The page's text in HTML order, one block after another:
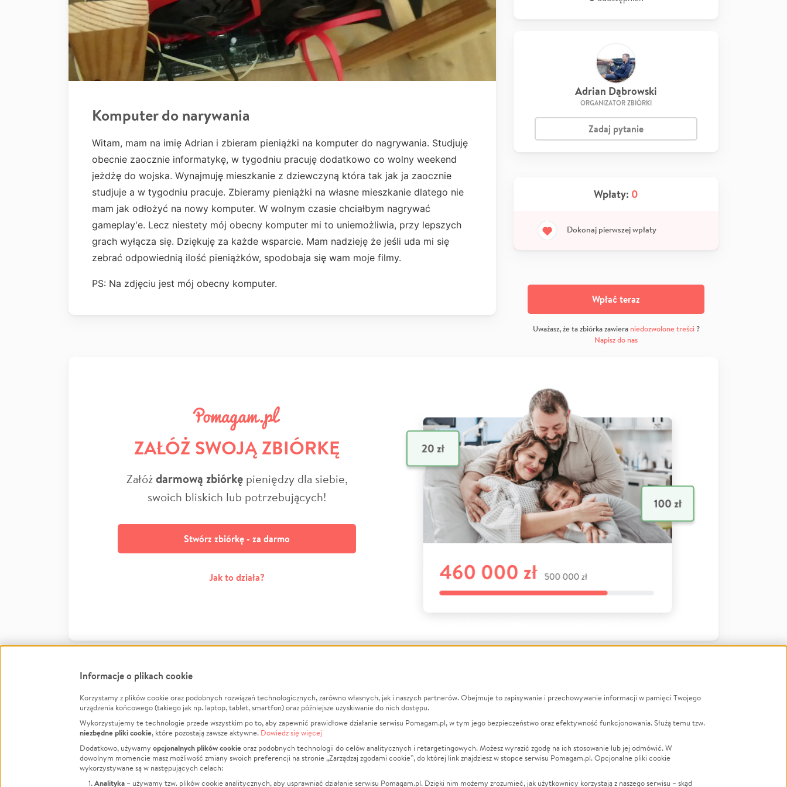
Komputer do narywania
Witam, mam na imię Adrian i zbieram pieniążki na komputer do nagrywania. Studjuję
obecnie zaocznie informatykę, w tygodniu pracuję dodatkowo co wolny weekend
jeżdżę do wojska. Wynajmuję mieszkanie z dziewczyną która tak jak ja zaocznie
studjuje a w tygodniu pracuje. Zbieramy pieniążki na własne mieszkanie dlatego nie
mam jak odłożyć na nowy komputer. W wolnym czasie chciałbym nagrywać
gameplay'e. Lecz niestety mój obecny komputer mi to uniemożliwia, przy lepszych
grach wyłącza się. Dziękuję za każde wsparcie. Mam nadzieję że jeśli uda mi się
zebrać odpowiednią ilość pieniążków, spodobaja się wam moje filmy.
PS: Na zdjęciu jest mój obecny komputer.
Adrian Dąbrowski
ORGANIZATOR ZBIÓRKI
Zadaj pytanie
Wpłaty: 0
Dokonaj pierwszej wpłaty
Wpłać teraz
Uważasz, że ta zbiórka zawiera niedozwolone treści?
Napisz do nas
ZAŁÓŻ SWOJĄ ZBIÓRKĘ
Załóżdarmową zbiórkępieniędzy dla siebie,
swoich bliskich lub potrzebujących!
Stwórz zbiórkę - za darmo
Jak to działa?
FacebookTwitter Instagram
LinkedInTikTok Youtube
Informacje
Jak to działa?
Regulamin
Polityka Prywatności
O nas
Opinie
Raporty
Za darmo
Zbieraj na
Leczenie
Zwierzęta
Pożar
LGBTQ+
Powódź
Wichura
Informacje o plikach cookie
Korzystamy z plików cookie oraz podobnych rozwiązań technologicznych, zarówno własnych, jak i naszych partnerów. Obejmuje to zapisywanie i przechowywanie informacji w pamięci Twojego
urządzenia końcowego (takiego jak np. laptop, tablet, smartfon) oraz późniejsze uzyskiwanie do nich dostępu.
Wykorzystujemy te technologie przede wszystkim po to, aby zapewnić prawidłowe działanie serwisu Pomagam.pl, w tym jego bezpieczeństwo oraz efektywność funkcjonowania. Służą temu tzw.
niezbędne pliki cookie, które pozostają zawsze aktywne. Dowiedz się więcej
Dodatkowo, używamy opcjonalnych plików cookieoraz podobnych technologii do celów analitycznych i retargetingowych. Możesz wyrazić zgodę na ich stosowanie lub jej odmówić. W
dowolnym momencie masz możliwość zmiany swoich preferencji na stronie „Zarządzaj zgodami cookie”, do której link znajdziesz w stopce serwisu Pomagam.pl. Opcjonalne pliki cookie
wykorzystywane są w następujących celach:
Analityka – używamy tzw. plików cookie analitycznych, aby usprawniać działanie serwisu Pomagam.pl. Dzięki nim możemy zrozumieć, jak użytkownicy korzystają z naszego serwisu – skąd